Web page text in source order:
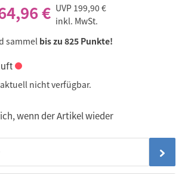
€ UVP 199,90 €
inkl. MwSt.
sammel bis zu 825 Punkte!
nicht verfügbar.
wenn der Artikel wieder